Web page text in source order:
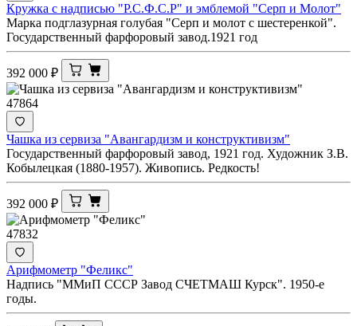
Кружка с надписью "Р.С.Ф.С.Р" и эмблемой "Серп и Молот"
Марка подглазурная голубая "Серп и молот с шестеренкой".
Государственный фарфоровый завод.1921 год
392 000 ₽
47864
Чашка из сервиза "Авангардизм и конструктивизм"
Государственный фарфоровый завод, 1921 год. Художник З.В.
Кобылецкая (1880-1957). Живопись. Редкость!
392 000 ₽
47832
Арифмометр "Феликс"
Надпись "ММиП СССР Завод СЧЕТМАШ Курск". 1950-е
годы.